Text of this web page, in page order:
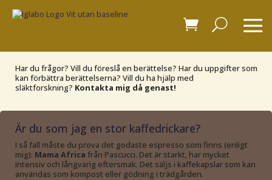
Har du frågor? Vill du föreslå en berättelse? Har du uppgifter som
kan förbättra berättelserna? Vill du ha hjälp med
släktforskning? Kontakta mig då genast!
Är du som jag en stor kaffedrickare?
I så fall måste du prova det godaste espresso som finns (enligt
mig): Mama Africa från Pascucci. Det är starkt, har mycket
intensiv och långvarig eftersmak. Det säljs i kaffekapslar som kan
användas som kompost eller gödning i trädgården.